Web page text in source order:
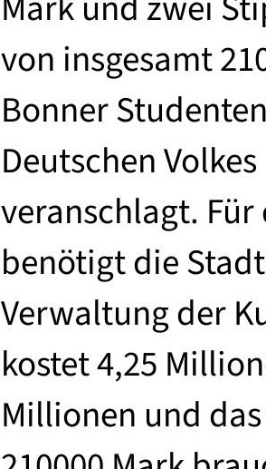
von insgesamt
Bonner
Deutschen
veranschlagt.
benötigt die
Verwaltung der
kostet 4,25
Millionen und